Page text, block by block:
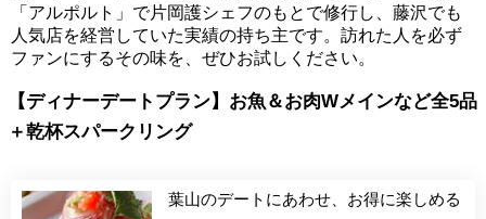
「アルポルト」で片岡護シェフのもとで修行し、藤沢でも
人気店を経営していた実績の持ち主です。訪れた人を必ず
ファンにするその味を、ぜひお試しください。
【ディナーデートプラン】お魚＆お肉Wメインなど全5品
＋乾杯スパークリング
葉山のデートにあわせ、お得に楽しめる